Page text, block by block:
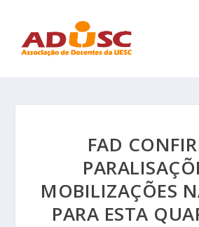
FAD
MOBILIZAÇÕES
PARA ESTA